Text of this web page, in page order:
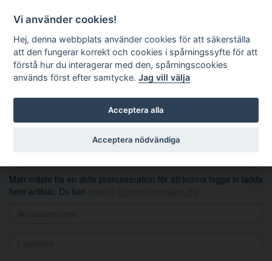
Sök
Logga in
Man måste ha en aktiv prenumeration för att kunna logga in ladda
hem artiklar. Du kan
Vi använder cookies!
Hej, denna webbplats använder cookies för att säkerställa
att den fungerar korrekt och cookies i spårningssyfte för att
förstå hur du interagerar med den, spårningscookies
används först efter samtycke.Jag vill välja
Acceptera alla
Acceptera nödvändiga